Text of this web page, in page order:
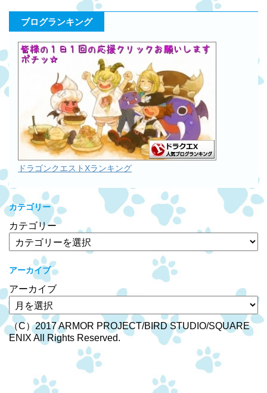
ブログランキング
ドラゴンクエストXランキング
カテゴリー
カテゴリー
アーカイブ
アーカイブ
（C）2017 ARMOR PROJECT/BIRD STUDIO/SQUARE
ENIX All Rights Reserved.